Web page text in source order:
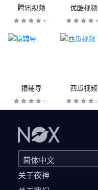
腾讯视频 优酷视频
猿辅导 西瓜视频
关于夜神